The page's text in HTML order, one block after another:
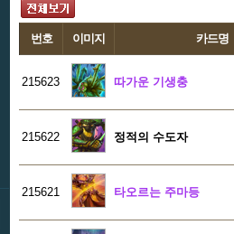
번호 이미지 카드명
215623 따가운 기생충
215622 정적의 수도자
215621 타오르는 주마등